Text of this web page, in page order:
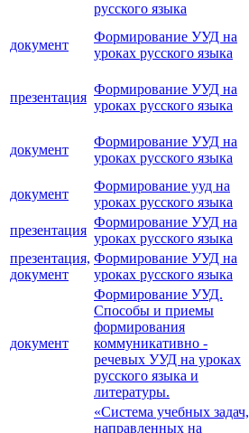
русского языка
документ
Формирование УУД на
уроках русского языка
презентация
Формирование УУД на
уроках русского языка
документ
Формирование УУД на
уроках русского языка
документ
Формирование ууд на
уроках русского языка
презентация
Формирование УУД на
уроках русского языка
презентация,
документ
Формирование УУД на
уроках русского языка
документ
Формирование УУД.
Способы и приемы
формирования
коммуникативно -
речевых УУД на уроках
русского языка и
литературы.
«Система учебных задач,
направленных на